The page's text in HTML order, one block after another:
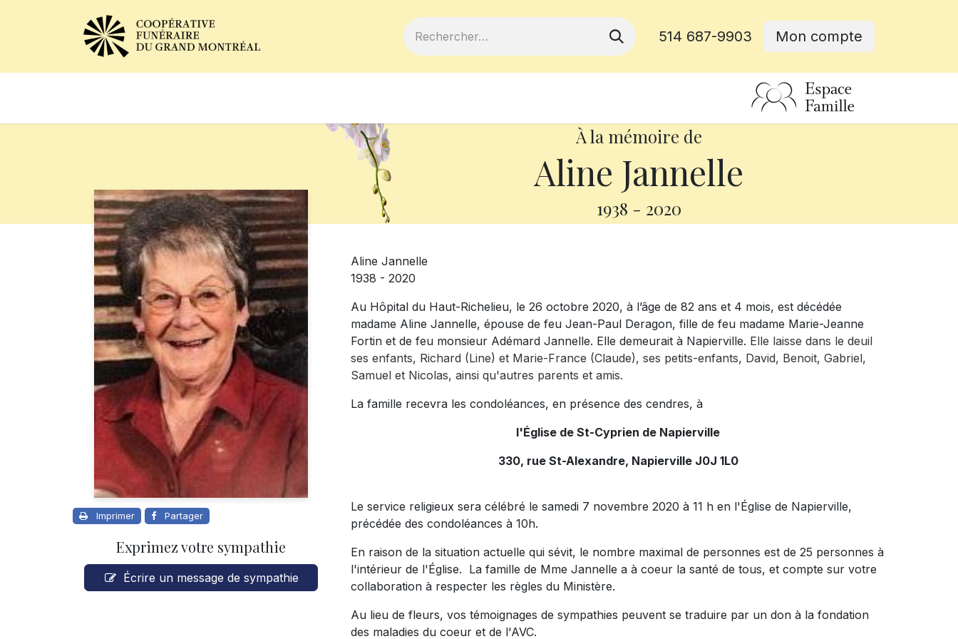
514 687-9903 Mon compte
À la mémoire de
Aline Jannelle
1938 - 2020
Imprimer Partager
Exprimez votre sympathie
Écrire un message de sympathie
Aline Jannelle
1938 - 2020
Au Hôpital du Haut-Richelieu, le 26 octobre 2020, à l’âge de 82 ans et 4 mois, est décédée
madame Aline Jannelle, épouse de feu Jean-Paul Deragon, fille de feu madame Marie-Jeanne
Fortin et de feu monsieur Adémard Jannelle. Elle demeurait à Napierville. Elle laisse dans le deuil
ses enfants, Richard (Line) et Marie-France (Claude), ses petits-enfants, David, Benoit, Gabriel,
Samuel et Nicolas, ainsi qu'autres parents et amis.
La famille recevra les condoléances, en présence des cendres, à
l'Église de St-Cyprien de Napierville
330, rue St-Alexandre, Napierville J0J 1L0
Le service religieux sera célébré le samedi 7 novembre 2020 à 11 h en l'Église de Napierville,
précédée des condoléances à 10h.
En raison de la situation actuelle qui sévit, le nombre maximal de personnes est de 25 personnes à
l'intérieur de l'Église. La famille de Mme Jannelle a à coeur la santé de tous, et compte sur votre
collaboration à respecter les règles du Ministère.
Au lieu de fleurs, vos témoignages de sympathies peuvent se traduire par un don à la fondation
des maladies du coeur et de l'AVC.